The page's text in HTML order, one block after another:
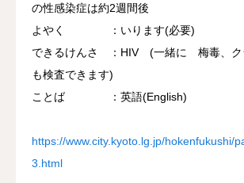
の性感染症は約2週間後
よやく ：いります(必要)
できるけんさ ：HIV (一緒に 梅毒、ク
も検査できます)
ことば ：英語(English)
https://www.city.kyoto.lg.jp/hokenfukushi/
3.html